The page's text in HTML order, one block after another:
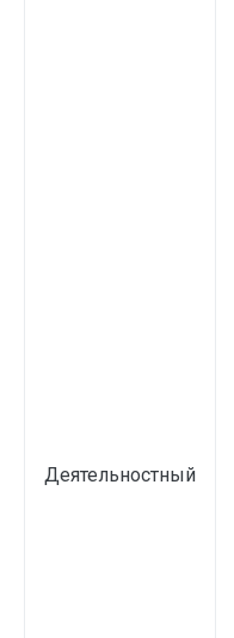
Деятельностный